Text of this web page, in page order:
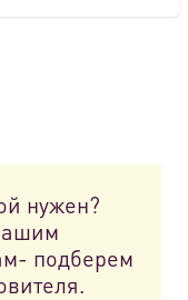
нужен?
подберем